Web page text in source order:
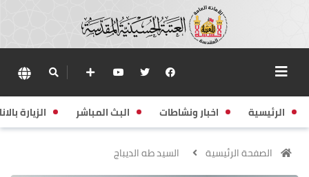
الرئيسية اخبار ونشاطات البث المباشر الزيارة
الصفحة الرئيسية السيد طه الديباج